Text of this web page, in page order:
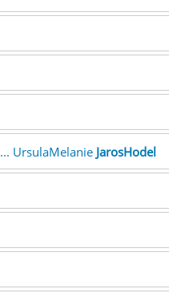
... UrsulaMelanie JarosHodel